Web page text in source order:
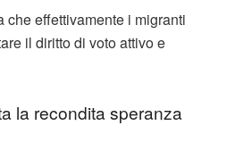
che effettivamente i migranti
il diritto di voto attivo e
la recondita speranza